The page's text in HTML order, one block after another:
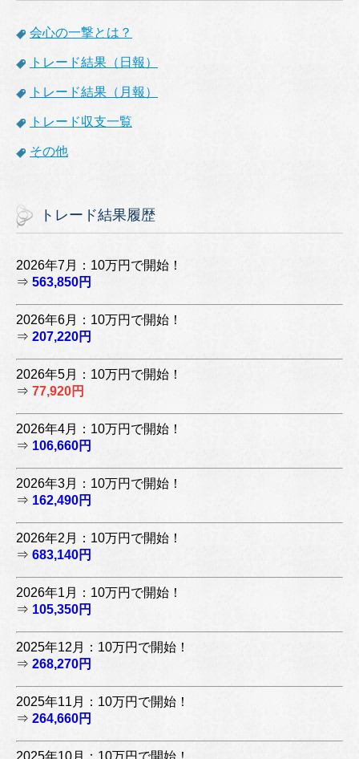
会心の一撃とは？
トレード結果（日報）
トレード結果（月報）
トレード収支一覧
その他
トレード結果履歴
2026年7月：10万円で開始！
⇒ 563,850円
2026年6月：10万円で開始！
⇒ 207,220円
2026年5月：10万円で開始！
⇒ 77,920円
2026年4月：10万円で開始！
⇒ 106,660円
2026年3月：10万円で開始！
⇒ 162,490円
2026年2月：10万円で開始！
⇒ 683,140円
2026年1月：10万円で開始！
⇒ 105,350円
2025年12月：10万円で開始！
⇒ 268,270円
2025年11月：10万円で開始！
⇒ 264,660円
2025年10月：10万円で開始！